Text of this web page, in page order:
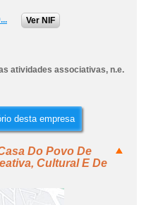
Ver NIF
atividades associativas, n.e.
desta empresa
Do Povo De
Cultural E De